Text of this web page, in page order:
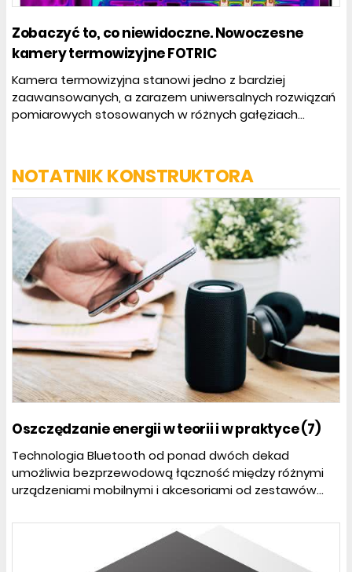
Zobaczyć to, co niewidoczne. Nowoczesne
kamery termowizyjne FOTRIC
Kamera termowizyjna stanowi jedno z bardziej
zaawansowanych, a zarazem uniwersalnych rozwiązań
pomiarowych stosowanych w różnych gałęziach...
NOTATNIK KONSTRUKTORA
Oszczędzanie energii w teorii i w praktyce (7)
Technologia Bluetooth od ponad dwóch dekad
umożliwia bezprzewodową łączność między różnymi
urządzeniami mobilnymi i akcesoriami od zestawów...